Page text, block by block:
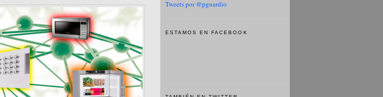
Tweets por @pguardio
ESTAMOS EN FACEBOOK